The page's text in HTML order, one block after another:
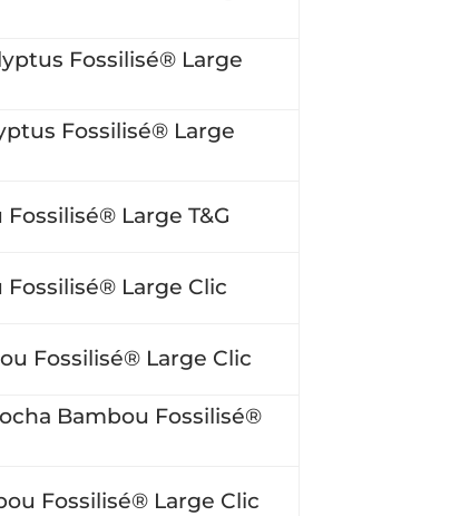
Fossilisé® Large
Fossilisé® Large
Large T&G
Fossilisé® Large Clic
Fossilisé® Large Clic
Bambou Fossilisé®
Fossilisé® Large Clic